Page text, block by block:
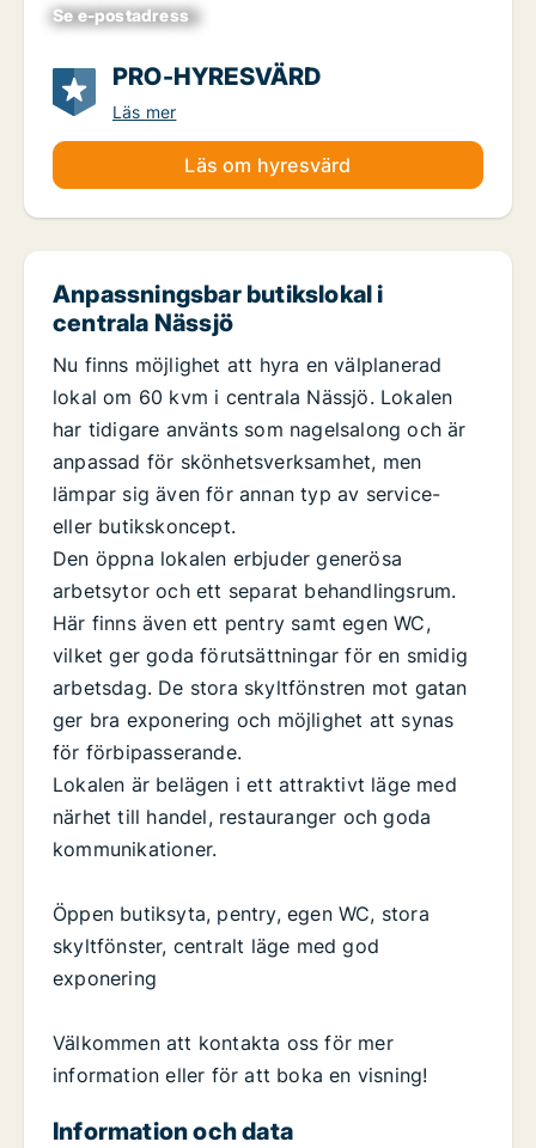
Se e-postadress
xxxxxxxxxxxxxxx
PRO-HYRESVÄRD
Läs mer
Läs om hyresvärd
Anpassningsbar butikslokal i
centrala Nässjö
Nu finns möjlighet att hyra en välplanerad
lokal om 60 kvm i centrala Nässjö. Lokalen
har tidigare använts som nagelsalong och är
anpassad för skönhetsverksamhet, men
lämpar sig även för annan typ av service-
eller butikskoncept.
Den öppna lokalen erbjuder generösa
arbetsytor och ett separat behandlingsrum.
Här finns även ett pentry samt egen WC,
vilket ger goda förutsättningar för en smidig
arbetsdag. De stora skyltfönstren mot gatan
ger bra exponering och möjlighet att synas
för förbipasserande.
Lokalen är belägen i ett attraktivt läge med
närhet till handel, restauranger och goda
kommunikationer.
Öppen butiksyta, pentry, egen WC, stora
skyltfönster, centralt läge med god
exponering
Välkommen att kontakta oss för mer
information eller för att boka en visning!
Information och data